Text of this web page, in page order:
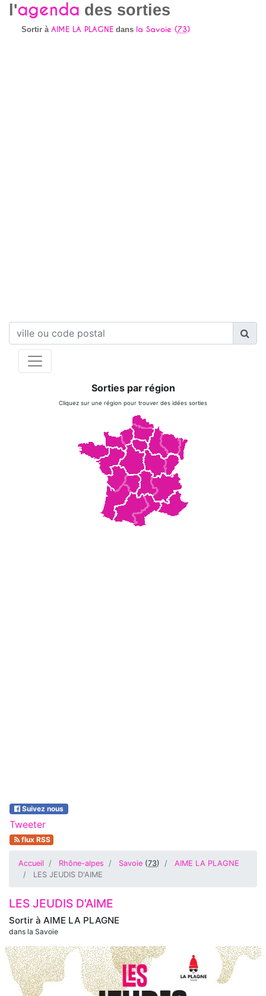
l'agenda des sorties
Sortir à AIME LA PLAGNEdans la Savoie (73)
Sorties par région
Cliquez sur une région pour trouver des idées sorties
Suivez nous
Tweeter
flux RSS
Accueil Rhône-alpes Savoie (73)
AIME LA PLAGNE
LES JEUDIS D'AIME
Sortir à AIME LA PLAGNE
dans la Savoie
LES JEUDIS D'AIME